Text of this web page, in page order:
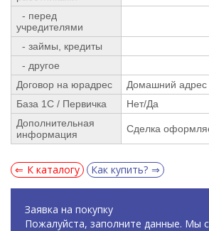
- перед
учредителями
- займы, кредиты
- другое
Договор на юрадрес
Домашний адрес
База 1С / Первичка
Нет/Да
Дополнительная
информация
Сделка
К каталогу Как купить?
Заявка на покупку
Пожалуйста, заполните данные. Мы